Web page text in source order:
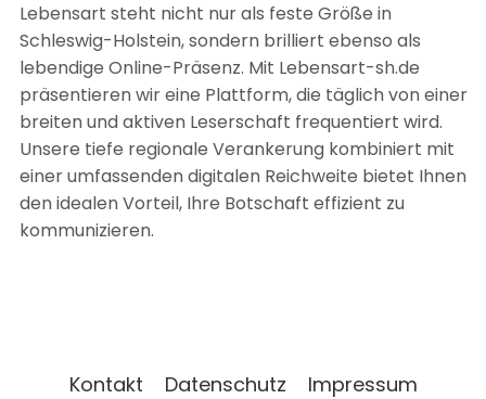
Lebensart steht nicht nur als feste Größe in
Schleswig-Holstein, sondern brilliert ebenso als
lebendige Online-Präsenz. Mit Lebensart-sh.de
präsentieren wir eine Plattform, die täglich von einer
breiten und aktiven Leserschaft frequentiert wird.
Unsere tiefe regionale Verankerung kombiniert mit
einer umfassenden digitalen Reichweite bietet Ihnen
den idealen Vorteil, Ihre Botschaft effizient zu
kommunizieren.
Kontakt Datenschutz Impressum